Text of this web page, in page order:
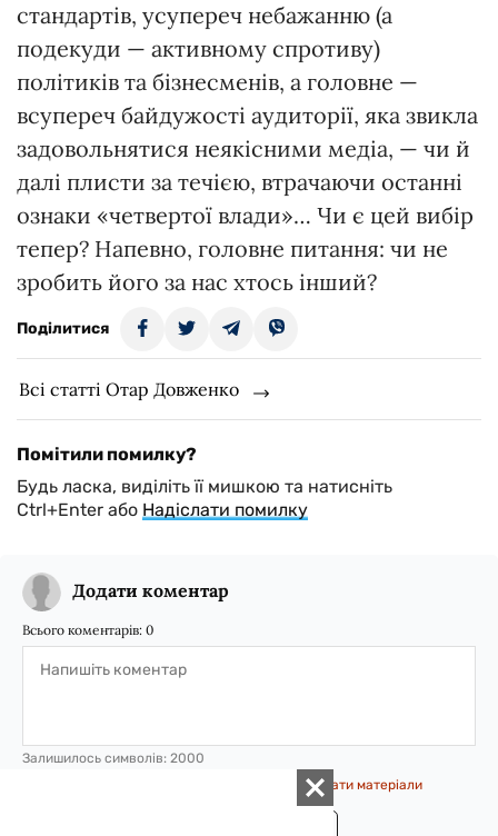
стандартів, усупереч небажанню (а
подекуди — активному спротиву)
політиків та бізнесменів, а головне —
всупереч байдужості аудиторії, яка звикла
задовольнятися неякісними медіа, — чи й
далі плисти за течією, втрачаючи останні
ознаки «четвертої влади»… Чи є цей вибір
тепер? Напевно, головне питання: чи не
зробить його за нас хтось інший?
Поділитися
Всі статті Отар Довженко
Помітили помилку?
Будь ласка, виділіть її мишкою та натисніть
Ctrl+Enter або Надіслати помилку
Додати коментар
Всього коментарів: 0
Залишилось символів: 2000
Авторизуйтесь, щоб мати можливість коментувати матеріали